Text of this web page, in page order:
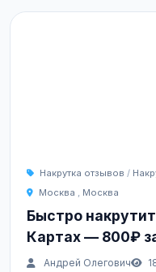
Накрутка отзывов /
Москва , Москва
Быстро
Картах — 800₽
Андрей Олегович